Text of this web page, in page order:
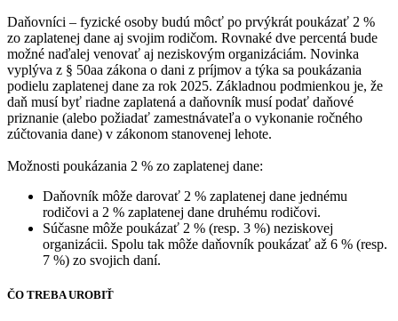
Daňovníci – fyzické osoby budú môcť po prvýkrát poukázať 2 %
zo zaplatenej dane aj svojim rodičom. Rovnaké dve percentá bude
možné naďalej venovať aj neziskovým organizáciám. Novinka
vyplýva z § 50aa zákona o dani z príjmov a týka sa poukázania
podielu zaplatenej dane za rok 2025. Základnou podmienkou je, že
daň musí byť riadne zaplatená a daňovník musí podať daňové
priznanie (alebo požiadať zamestnávateľa o vykonanie ročného
zúčtovania dane) v zákonom stanovenej lehote.
Možnosti poukázania 2 % zo zaplatenej dane:
Daňovník môže darovať 2 % zaplatenej dane jednému
rodičovi a 2 % zaplatenej dane druhému rodičovi.
Súčasne môže poukázať 2 % (resp. 3 %) neziskovej
organizácii. Spolu tak môže daňovník poukázať až 6 % (resp.
7 %) zo svojich daní.
ČO TREBA UROBIŤ